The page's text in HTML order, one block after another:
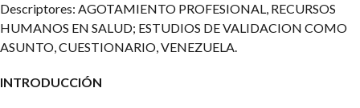
Descriptores: AGOTAMIENTO PROFESIONAL, RECURSOS
HUMANOS EN SALUD; ESTUDIOS DE VALIDACION COMO
ASUNTO, CUESTIONARIO, VENEZUELA.
INTRODUCCIÓN